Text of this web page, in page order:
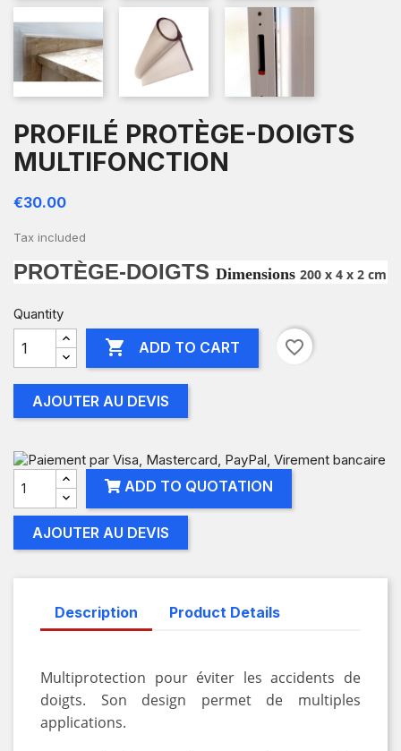
PROFILÉ PROTÈGE-DOIGTS
MULTIFONCTION
€30.00
Tax included
PROTÈGE-DOIGTS Dimensions 200 x 4 x 2 cm
Quantity
 ADD TO CART favorite_border
AJOUTER AU DEVIS
ADD TO QUOTATION
AJOUTER AU DEVIS
Description Product Details
Multiprotection pour éviter les accidents de
doigts. Son design permet de multiples
applications.